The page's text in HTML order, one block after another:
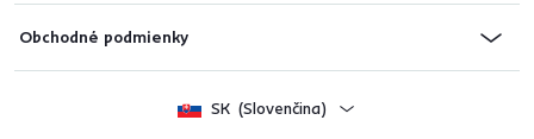
Obchodné podmienky
SK (Slovenčina)